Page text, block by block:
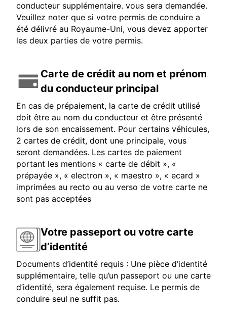
conducteur supplémentaire. vous sera demandée.
Veuillez noter que si votre permis de conduire a
été délivré au Royaume-Uni, vous devez apporter
les deux parties de votre permis.
Carte de crédit au nom et prénom
du conducteur principal
En cas de prépaiement, la carte de crédit utilisé
doit être au nom du conducteur et être présenté
lors de son encaissement. Pour certains véhicules,
2 cartes de crédit, dont une principale, vous
seront demandées. Les cartes de paiement
portant les mentions « carte de débit », «
prépayée », « electron », « maestro », « ecard »
imprimées au recto ou au verso de votre carte ne
sont pas acceptées
Votre passeport ou votre carte
d’identité
Documents d’identité requis : Une pièce d’identité
supplémentaire, telle qu’un passeport ou une carte
d’identité, sera également requise. Le permis de
conduire seul ne suffit pas.